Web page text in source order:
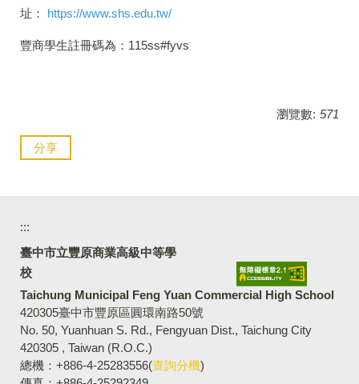
址： https://www.shs.edu.tw/
豐商學生註冊碼為：115ss#fyvs
瀏覽數: 571
分享
:::
臺中市立豐原商業高級中等學
校
Taichung Municipal Feng Yuan Commercial High School
420305臺中市豐原區圓環南路50號
No. 50, Yuanhuan S. Rd., Fengyuan Dist., Taichung City
420305 , Taiwan (R.O.C.)
總機：+886-4-25283556(查詢分機)